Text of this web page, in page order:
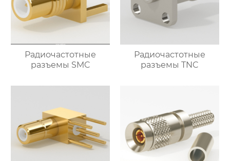
Радиочастотные
разъемы SMC
Радиочастотные
разъемы TNC